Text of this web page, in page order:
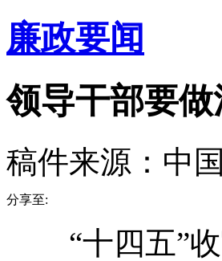
廉政要闻
领导干部要
稿件来源：中
分享至:
“十四五”收